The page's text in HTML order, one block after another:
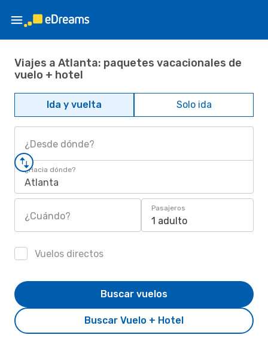
Viajes a Atlanta: paquetes vacacionales de
vuelo + hotel
Ida y vuelta Solo ida
¿Desde dónde?
¿Hacia dónde?
Atlanta
¿Cuándo?
Pasajeros
1 adulto
Vuelos directos
Buscar Vuelo + Hotel
Buscar vuelos